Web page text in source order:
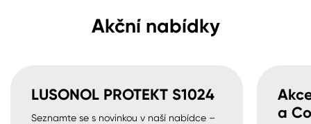
Akční nabídky
LUSONOL PROTEKT S1024
Seznamte se s novinkou v naší nabídce –
a